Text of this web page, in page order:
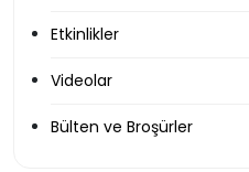
Etkinlikler
Videolar
Bülten ve Broşürler